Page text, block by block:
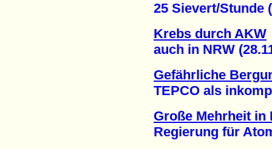
25 Sievert/Stunde
Krebs durch AKW
auch in NRW
Gefährliche
TEPCO als
Große Mehrheit in
Regierung für